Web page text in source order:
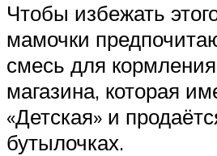
Чтобы избежать
мамочки
смесь для
магазина, которая
«Детская» и
бутылочках.